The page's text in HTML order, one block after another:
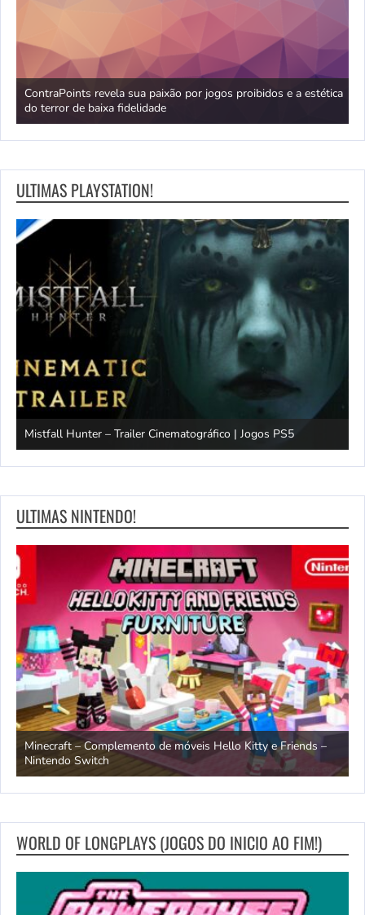
ContraPoints revela sua paixão por jogos proibidos e a estética
do terror de baixa fidelidade
ULTIMAS PLAYSTATION!
Mistfall Hunter – Trailer Cinematográfico | Jogos PS5
ULTIMAS NINTENDO!
Minecraft – Complemento de móveis Hello Kitty e Friends –
Nintendo Switch
WORLD OF LONGPLAYS (JOGOS DO INICIO AO FIM!)